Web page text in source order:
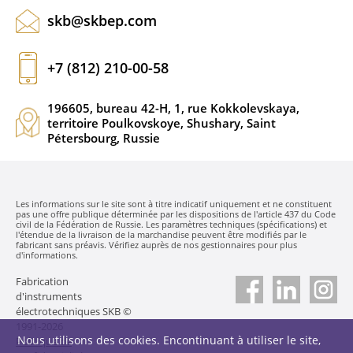
skb@skbep.com
+7 (812) 210-00-58
196605, bureau 42-H, 1, rue Kokkolevskaya,
territoire Poulkovskoye, Shushary, Saint
Pétersbourg, Russie
Les informations sur le site sont à titre indicatif uniquement et ne constituent
pas une offre publique déterminée par les dispositions de l'article 437 du Code
civil de la Fédération de Russie. Les paramètres techniques (spécifications) et
l'étendue de la livraison de la marchandise peuvent être modifiés par le
fabricant sans préavis. Vérifiez auprès de nos gestionnaires pour plus
d'informations.
Fabrication
d'instruments
électrotechniques SKB ©
Politique de
Nous utilisons des cookies. Encontinuant à utiliser le site,